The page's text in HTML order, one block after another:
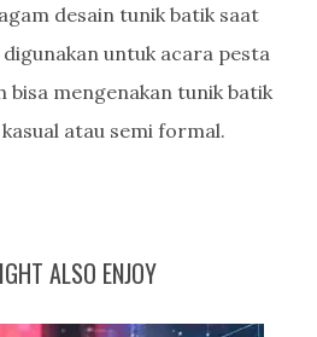
desain tunik batik saat
untuk acara pesta
bisa mengenakan tunik batik
atau semi formal.
ALSO ENJOY